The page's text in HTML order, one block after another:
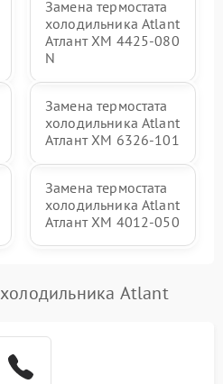
Замена термостата
холодильника Atlant
Атлант ХМ 4425-080
N
Замена термостата
холодильника Atlant
Атлант ХМ 6326-101
Замена термостата
холодильника Atlant
Атлант ХМ 4012-050
Atlant